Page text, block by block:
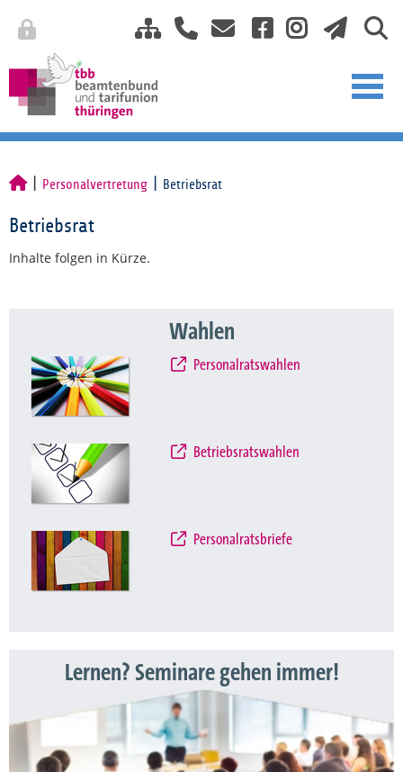
Personalvertretung Betriebsrat
Betriebsrat
Inhalte folgen in Kürze.
Wahlen
Personalratswahlen
Betriebsratswahlen
Personalratsbriefe
Lernen? Seminare gehen immer!